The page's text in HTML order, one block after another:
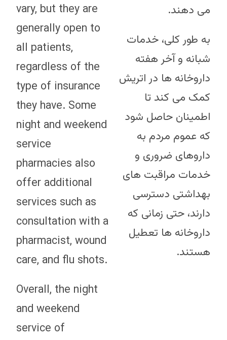
vary, but they are
generally open to
all patients,
regardless of the
type of insurance
they have. Some
night and weekend
service
pharmacies also
offer additional
services such as
consultation with a
pharmacist, wound
care, and flu shots.
Overall, the night
and weekend
service of
می دهند.
به طور کلی، خدمات
شبانه و آخر هفته
داروخانه ها در اتریش
کمک می کند تا
اطمینان حاصل شود
که عموم مردم به
داروهای ضروری و
خدمات مراقبت های
بهداشتی دسترسی
دارند، حتی زمانی که
داروخانه ها تعطیل
هستند.